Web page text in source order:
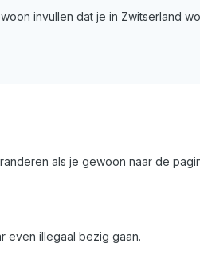
invullen dat je in Zwitserland
als je gewoon naar de
even illegaal bezig gaan.